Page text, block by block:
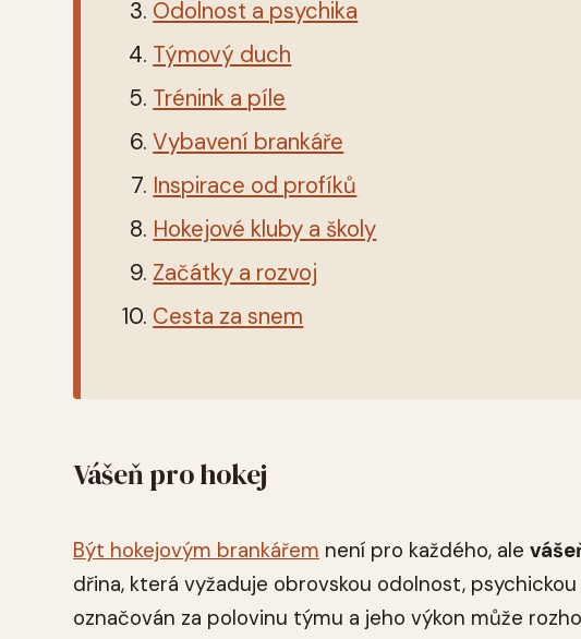
Odolnost a psychika
Týmový duch
Trénink a píle
Vybavení brankáře
Inspirace od profíků
Hokejové kluby a školy
Začátky a rozvoj
Cesta za snem
Vášeň pro hokej
Být hokejovým brankářem není pro každého, ale
dřina, která vyžaduje obrovskou odolnost,
označován za polovinu týmu a jeho výkon může